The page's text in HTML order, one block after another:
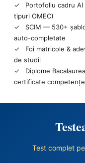
✓ Portofoliu cadru AI
tipuri OMEC)
✓ SCIM — 530+
auto-completate
✓ Foi matricole &
de studii
✓ Diplome
certificate competențe
Test complet